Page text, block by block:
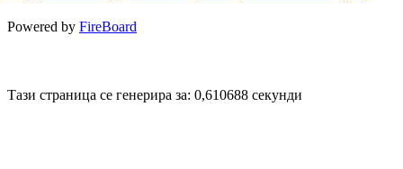
Powered by FireBoard
Тази страница се генерира за: 0,610688 секунди